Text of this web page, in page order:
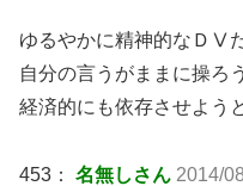
ゆるやかに精神的なＤⅤ
自分の言うがままに操ろ
経済的にも依存させよう
453： 名無しさん 2014/